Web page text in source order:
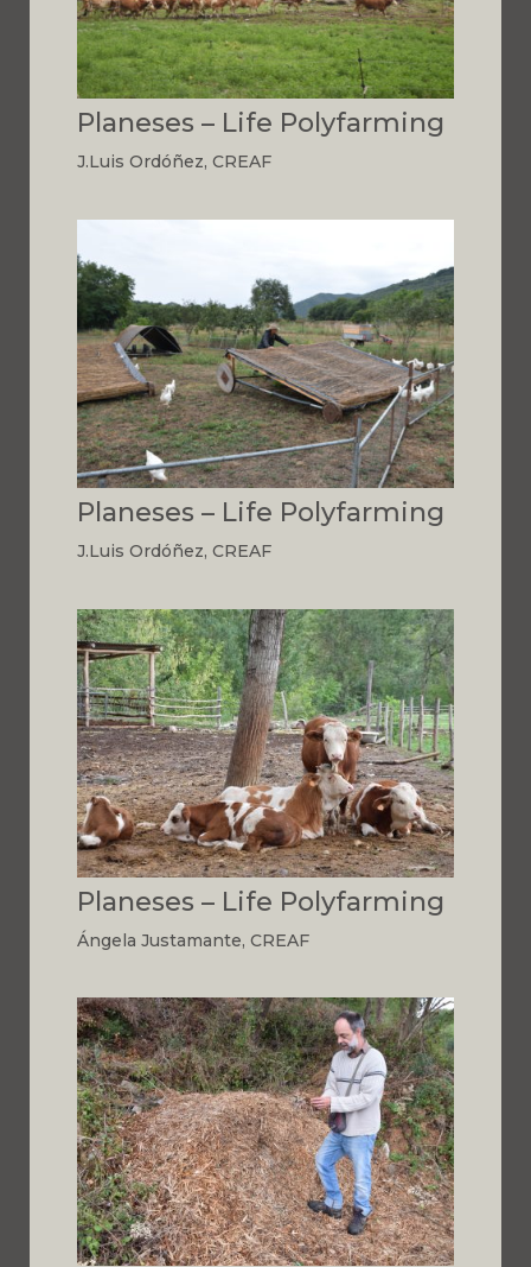
Planeses – Life Polyfarming
J.Luis Ordóñez, CREAF
Planeses – Life Polyfarming
J.Luis Ordóñez, CREAF
Planeses – Life Polyfarming
Ángela Justamante, CREAF